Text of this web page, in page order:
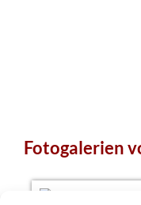
Fotogalerien